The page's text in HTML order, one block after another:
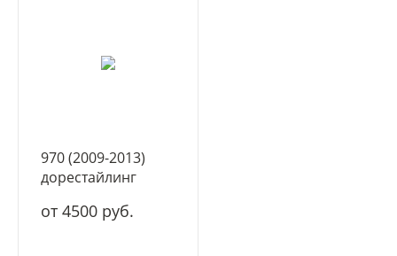
970 (2009-2013)
дорестайлинг
от 4500 руб.